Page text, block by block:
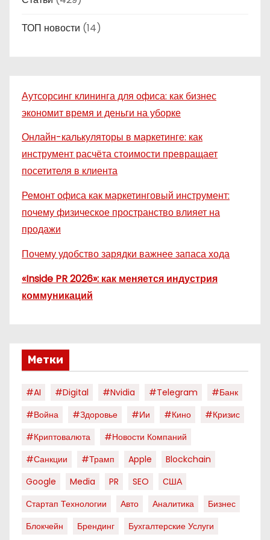
ТОП новости (14)
Аутсорсинг клининга для офиса: как бизнес
экономит время и деньги на уборке
Онлайн-калькуляторы в маркетинге: как
инструмент расчёта стоимости превращает
посетителя в клиента
Ремонт офиса как маркетинговый инструмент:
почему физическое пространство влияет на
продажи
Почему удобство зарядки важнее запаса хода
«Inside PR 2026»: как меняется индустрия
коммуникаций
Метки
#AI #digital #nvidia #telegram
#банк
#война
#здоровье #ии #кино
#кризис
#криптовалюта
#новости Компаний
#санкции
#трамп Apple
Blockchain
Google
Media PR SEO
США
Стартап Технологии
Авто Аналитика
Бизнес
Блокчейн
Брендинг Бухгалтерские Услуги